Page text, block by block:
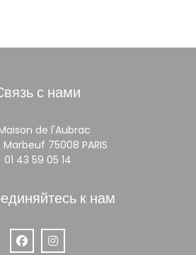
с нами
de l'Aubrac
Marbeuf 75008 PARIS
01 43 59 05 14
к нам
Facebook ((открывается в новом
Instagram ((открывается в